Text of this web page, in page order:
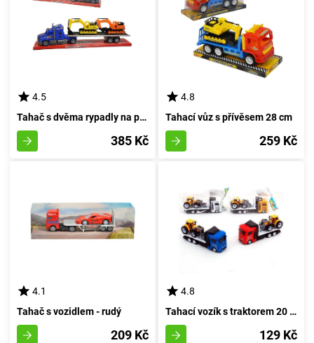
4.5
Tahač s dvěma rypadly na pásu
385 Kč
4.8
Tahací vůz s přívěsem 28 cm
259 Kč
4.1
Tahač s vozidlem - rudý
209 Kč
4.8
Tahací vozík s traktorem 20 cm - bílý
129 Kč